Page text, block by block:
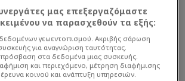
μας επεξεργαζόμαστε
να παρασχεθούν τα εξής:
γεωεντοπισμού. Ακριβής σάρωση
για αναγνώριση ταυτότητας.
στα δεδομένα μιας συσκευής.
και περιεχόμενο, μέτρηση διαφήμισης
κοινού και ανάπτυξη υπηρεσιών.